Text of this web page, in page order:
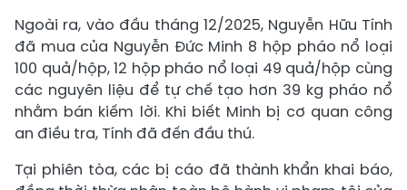
Ngoài ra, vào đầu tháng 12/2025, Nguyễn Hữu Tính
đã mua của Nguyễn Đức Minh 8 hộp pháo nổ loại
100 quả/hộp, 12 hộp pháo nổ loại 49 quả/hộp cùng
các nguyên liệu để tự chế tạo hơn 39 kg pháo nổ
nhằm bán kiếm lời. Khi biết Minh bị cơ quan công
an điều tra, Tính đã đến đầu thú.
Tại phiên tòa, các bị cáo đã thành khẩn khai báo,